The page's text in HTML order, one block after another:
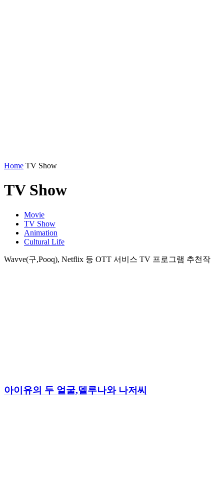
Home TV Show
TV Show
Movie
TV Show
Animation
Cultural Life
Wavve(구,Pooq), Netflix 등 OTT 서비스 TV 프로그램 추천작
아이유의 두 얼굴,델루나와 나저씨